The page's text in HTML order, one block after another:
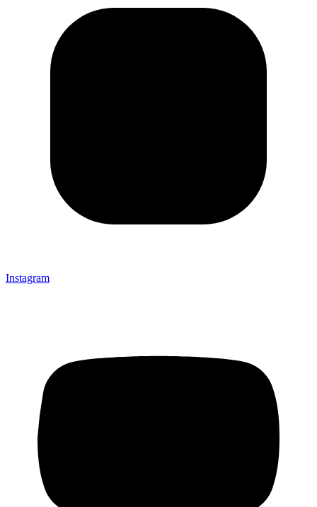
Instagram